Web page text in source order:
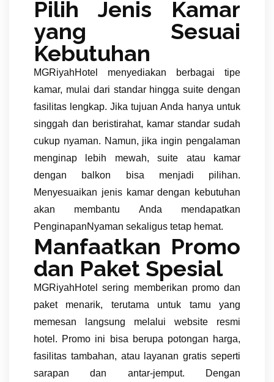
Pilih Jenis Kamar
yang Sesuai
Kebutuhan
MGRiyahHotel menyediakan berbagai tipe
kamar, mulai dari standar hingga suite dengan
fasilitas lengkap. Jika tujuan Anda hanya untuk
singgah dan beristirahat, kamar standar sudah
cukup nyaman. Namun, jika ingin pengalaman
menginap lebih mewah, suite atau kamar
dengan balkon bisa menjadi pilihan.
Menyesuaikan jenis kamar dengan kebutuhan
akan membantu Anda mendapatkan
PenginapanNyaman sekaligus tetap hemat.
Manfaatkan Promo
dan Paket Spesial
MGRiyahHotel sering memberikan promo dan
paket menarik, terutama untuk tamu yang
memesan langsung melalui website resmi
hotel. Promo ini bisa berupa potongan harga,
fasilitas tambahan, atau layanan gratis seperti
sarapan dan antar-jemput. Dengan